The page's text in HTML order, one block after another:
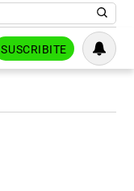
SUSCRIBITE